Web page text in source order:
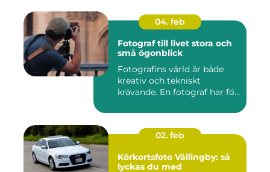
04. feb
Fotograf till livet stora och
små ögonblick
Fotografins värld är både
kreativ och tekniskt
krävande. En fotograf har fö...
02. feb
Körkortsfoto Vällingby: så
lyckas du med